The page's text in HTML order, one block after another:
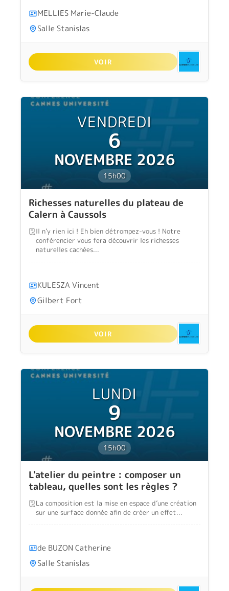
MELLIES Marie-Claude
Salle Stanislas
VOIR
VENDREDI
6
NOVEMBRE 2026
15h00
Richesses naturelles du plateau de
Calern à Caussols
Il n’y rien ici ! Eh bien détrompez-vous ! Notre
conférencier vous fera découvrir les richesses
naturelles cachées...
KULESZA Vincent
Gilbert Fort
VOIR
LUNDI
9
NOVEMBRE 2026
15h00
L'atelier du peintre : composer un
tableau, quelles sont les règles ?
La composition est la mise en espace d’une création
sur une surface donnée afin de créer un effet...
de BUZON Catherine
Salle Stanislas